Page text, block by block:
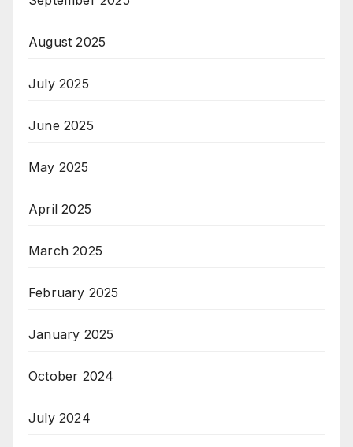
August 2025
July 2025
June 2025
May 2025
April 2025
March 2025
February 2025
January 2025
October 2024
July 2024